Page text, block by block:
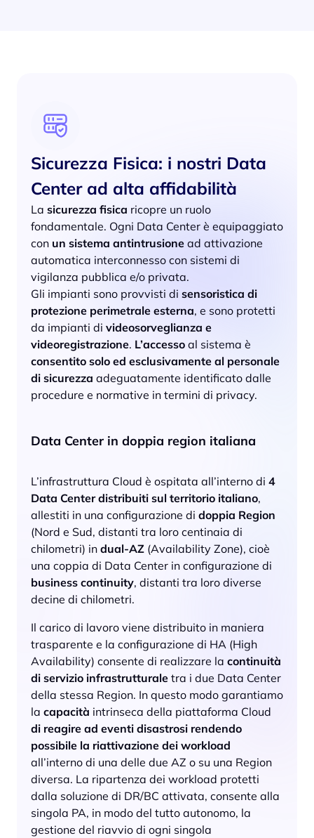
Sicurezza Fisica: i nostri Data
Center ad alta affidabilità
La sicurezza fisica ricopre un ruolo
fondamentale. Ogni Data Center è equipaggiato
con un sistema antintrusione ad attivazione
automatica interconnesso con sistemi di
vigilanza pubblica e/o privata.
Gli impianti sono provvisti di sensoristica di
protezione perimetrale esterna, e sono protetti
da impianti di videosorveglianza e
videoregistrazione. L’accesso al sistema è
consentito solo ed esclusivamente al personale
di sicurezza adeguatamente identificato dalle
procedure e normative in termini di privacy.
Data Center in doppia region italiana
L’infrastruttura Cloud è ospitata all’interno di 4
Data Center distribuiti sul territorio italiano,
allestiti in una configurazione di doppia Region
(Nord e Sud, distanti tra loro centinaia di
chilometri) in dual-AZ (Availability Zone), cioè
una coppia di Data Center in configurazione di
business continuity, distanti tra loro diverse
decine di chilometri.
Il carico di lavoro viene distribuito in maniera
trasparente e la configurazione di HA (High
Availability) consente di realizzare la continuità
di servizio infrastrutturale tra i due Data Center
della stessa Region. In questo modo garantiamo
la capacità intrinseca della piattaforma Cloud
di reagire ad eventi disastrosi rendendo
possibile la riattivazione dei workload
all’interno di una delle due AZ o su una Region
diversa. La ripartenza dei workload protetti
dalla soluzione di DR/BC attivata, consente alla
singola PA, in modo del tutto autonomo, la
gestione del riavvio di ogni singola